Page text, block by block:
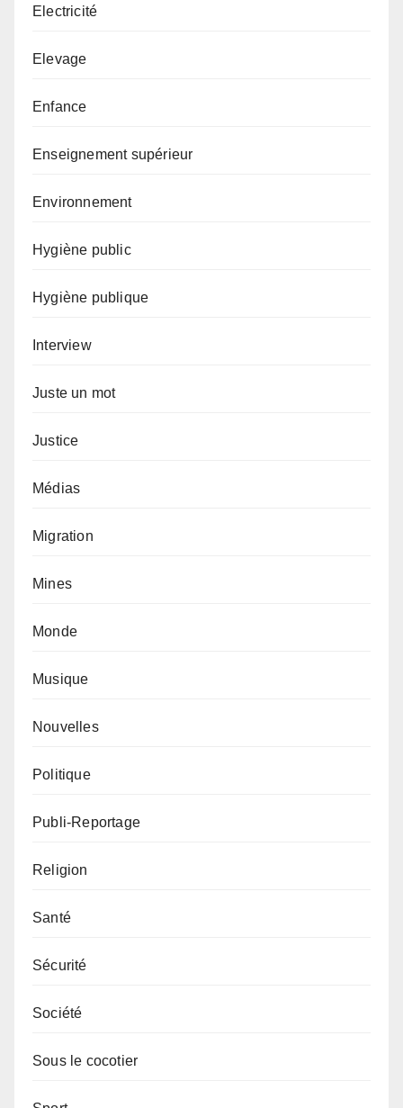
Electricité
Elevage
Enfance
Enseignement supérieur
Environnement
Hygiène public
Hygiène publique
Interview
Juste un mot
Justice
Médias
Migration
Mines
Monde
Musique
Nouvelles
Politique
Publi-Reportage
Religion
Santé
Sécurité
Société
Sous le cocotier